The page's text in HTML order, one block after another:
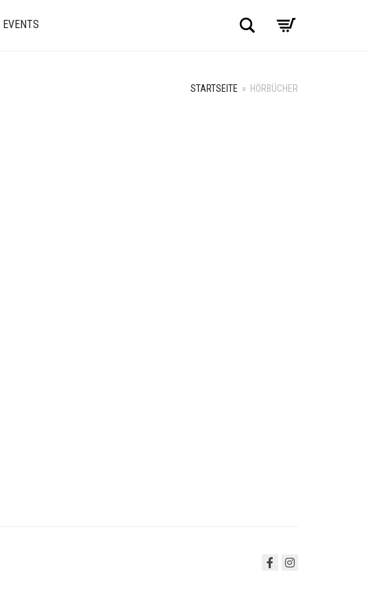
EVENTS Suche
STARTSEITE » HÖRBÜCHER